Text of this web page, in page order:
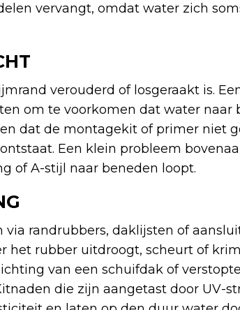
vervangt, omdat water zich
verouderd of losgeraakt is.
om te voorkomen dat water naar
dat de montagekit of primer niet
Een klein probleem
of A-stijl naar beneden loopt.
randrubbers, daklijsten of
het rubber uitdroogt, scheurt of
van een schuifdak of verstopte
die zijn aangetast door UV-